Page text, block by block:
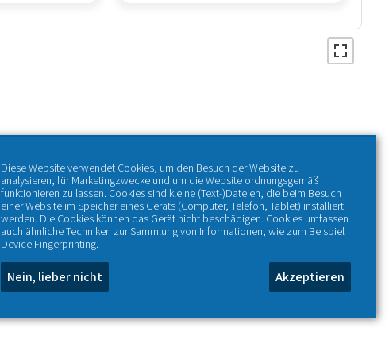
Diese Website verwendet Cookies, um den Besuch der Website zu
analysieren, für Marketingzwecke und um die Website ordnungsgemäß
funktionieren zu lassen. Cookies sind kleine (Text-)Dateien, die beim Besuch
einer Website im Speicher eines Geräts (Computer, Telefon, Tablet) installiert
werden. Die Cookies können das Gerät nicht beschädigen. Cookies umfassen
auch ähnliche Techniken zur Sammlung von Informationen, wie zum Beispiel
Device Fingerprinting.
Nein, lieber nicht Akzeptieren